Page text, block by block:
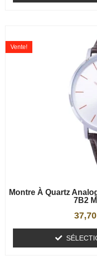
Montre À Quartz
7B2
Vente!
37,70